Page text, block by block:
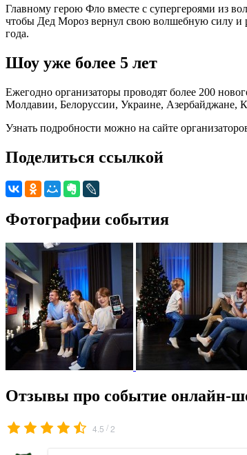
Главному герою Фло вместе с супергероями из
чтобы Дед Мороз вернул свою волшебную силу и
года.
Шоу уже более 5 лет
Ежегодно организаторы проводят более 200
Молдавии, Белоруссии, Украине, Азербайджане,
Узнать подробности можно на сайте
Поделиться ссылкой
Фотографии события
Отзывы про событие онлайн-
4.5 /2